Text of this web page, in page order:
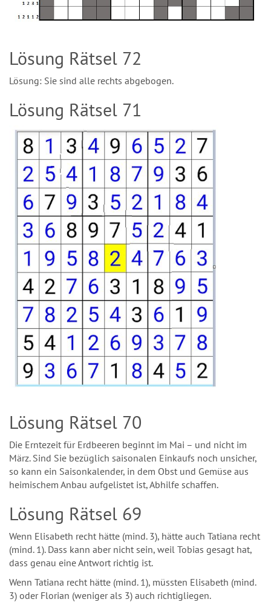
Lösung Rätsel 72
Lösung: Sie sind alle rechts abgebogen.
Lösung Rätsel 71
Lösung Rätsel 70
Die Erntezeit für Erdbeeren beginnt im Mai – und nicht im
März. Sind Sie bezüglich saisonalen Einkaufs noch unsicher,
so kann ein Saisonkalender, in dem Obst und Gemüse aus
heimischem Anbau aufgelistet ist, Abhilfe schaffen.
Lösung Rätsel 69
Wenn Elisabeth recht hätte (mind. 3), hätte auch Tatiana recht
(mind. 1). Dass kann aber nicht sein, weil Tobias gesagt hat,
dass genau eine Antwort richtig ist.
Wenn Tatiana recht hätte (mind. 1), müssten Elisabeth (mind.
3) oder Florian (weniger als 3) auch richtigliegen.